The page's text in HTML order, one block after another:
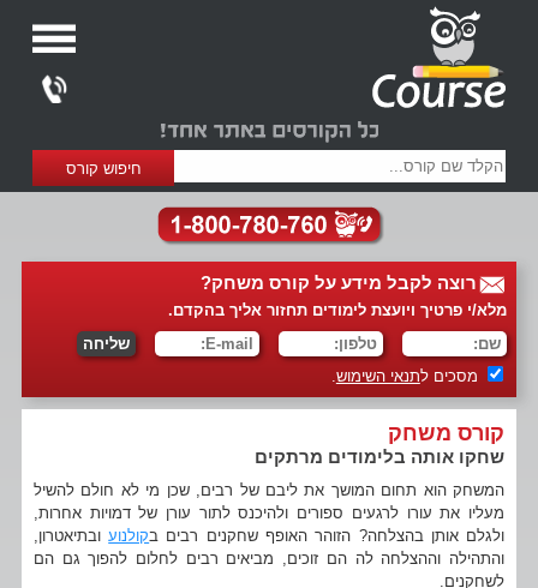
רוצה לקבל מידע על קורס משחק?
מלא/י פרטיך ויועצת לימודים תחזור אליך בהקדם.
מסכים לתנאי השימוש.
קורס משחק
שחקו אותה בלימודים מרתקים
המשחק הוא תחום המושך את ליבם של רבים, שכן מי לא חולם להשיל
מעליו את עורו לרגעים ספורים ולהיכנס לתור עורן של דמויות אחרות,
ולגלם אותן בהצלחה? הזוהר האופף שחקנים רבים בקולנועובתיאטרון,
והתהילה וההצלחה לה הם זוכים, מביאים רבים לחלום להפוך גם הם
לשחקנים.